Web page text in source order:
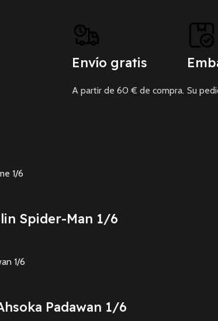
Envío gratis
A partir de 60 € de compra. Su
Spider-Man 1/6
Padawan 1/6